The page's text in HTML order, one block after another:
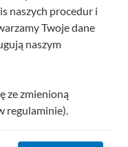
naszych procedur i
Twoje dane
naszym
ze zmienioną
regulaminie).